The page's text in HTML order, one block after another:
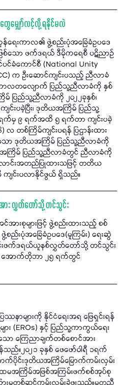
မျှော်လင့်လို့ ရနိုင်မလဲ
းကာလ၏ ဖွဲ့စည်းပုံအခြေခံဥပဒေ
စ်သော ဖက်ဒရယ် ဒီမိုကရေစီ ပဋိညာဉ်
ခံကောင်စီ (National Unity
က ဦးဆောင်ကျင်းပသည့် ညီလာခံ
ာလတလျောက် ပြည်သူ့ညီလာခံကို နှစ်
ြိမ် ပြည်သူ့ညီလာခံကို ၂၀၂၂ခုနှစ်၊
င်းပခဲ့ပြီး၊ ဒုတိယအကြိမ် ပြည်သူ့
ရက်မှ ၉ ရက်အထိ ၅ ရက်တာ ကျင်းပခဲ့
စ်ကြိမ်ကျင်းပရန် ပြဌာန်းထား
းမှသာ ဒုတိယအကြိမ် ပြည်သူ့ညီလာခံကို
ယအကြိမ် ပြည်သူ့ညီလာခံတွင် ညီလာခံကို
ာင်းအတည်ပြုထားသဖြင့် တတိယ
ျင်းပလာနိုင်ဖွယ် ရှိသည်။
ား လွှတ်တော်သို့ တင်သွင်း
ားစုများဖြင့် ဖွဲ့စည်းထားသည့် စစ်
းပုံအခြေခံဥပဒေ(မူကြမ်း) ရေးဆွဲ
င်းဖက်ဒရယ်ယူနစ်လွှတ်တော်သို့ တင်သွင်း
အောက်တိုဘာ ၂၅ ရက်တွင်
နာများကို နိုင်ငံရေးအရ ဖြေရှင်းရန်
ား (EROs) နှင့် ပြည်သူ့ကာကွယ်ရေး
ော ကြေညာချက်တစ်စောင်အား
။၂၀၂၁ ခုနှစ် ဖေဖော်ဝါရီ ၁ရက်
က်ပိုင်းဒုတိယအကြိမ်မြောက်ကမ်းလှမ်း
ထမအကြိမ်အဖြစ်အကြမ်းဖက်စစ်အုပ်စု